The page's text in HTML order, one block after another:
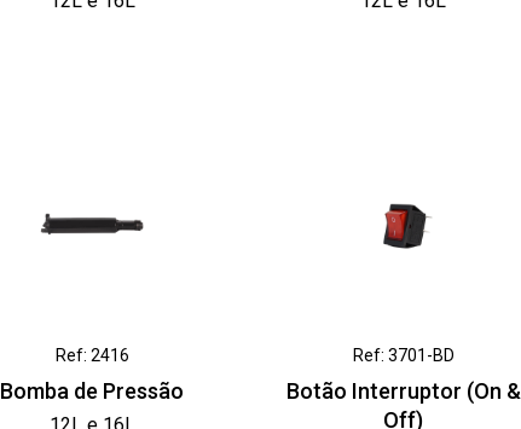
Ref: 2416
Bomba de Pressão
Ref: 3701-BD
Botão Interruptor (On &
Off)